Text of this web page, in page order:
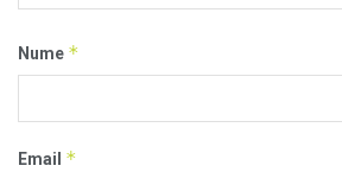
Nume *
Email *